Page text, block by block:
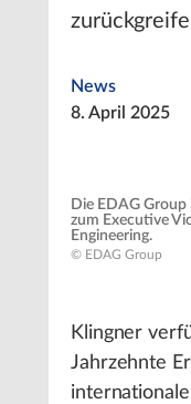
News
8. April 2025
Die EDAG
zum Executive
Engineering.
© EDAG Group
Klingner
Jahrzehnte